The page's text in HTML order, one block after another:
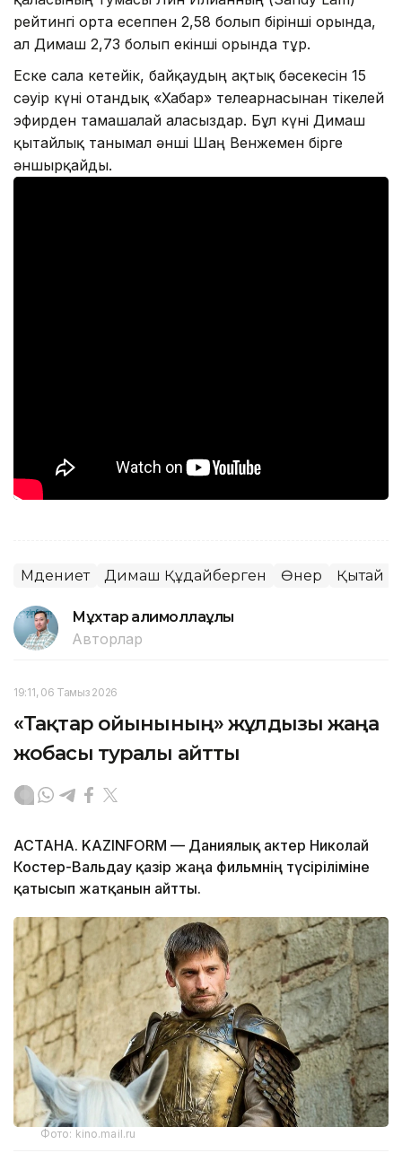
рейтингі орта есеппен 2,58 болып бірінші орында,
ал Димаш 2,73 болып екінші орында тұр.
Еске сала кетейік, байқаудың ақтық бәсекесін 15
сәуір күні отандық «Хабар» телеарнасынан тікелей
эфирден тамашалай аласыздар. Бұл күні Димаш
қытайлық танымал әнші Шаң Венжемен бірге
әншырқайды.
Мәдениет Димаш Құдайберген Өнер Қытай
Мұхтар Қалимоллаұлы
Авторлар
19:11, 06 Тамыз 2026
«Тақтар ойынының» жұлдызы жаңа
жобасы туралы айтты
АСТАНА. KAZINFORM — Даниялық актер Николай
Костер-Вальдау қазір жаңа фильмнің түсіріліміне
қатысып жатқанын айтты.
Фото: kino.mail.ru